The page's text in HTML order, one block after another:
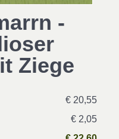
-
Ziege
€ 20,55
€ 2,05